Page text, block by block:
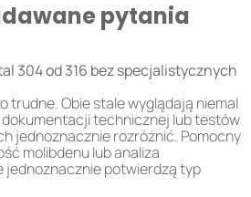
pytania
304 od 316 bez specjalistycznych
trudne. Obie stale wyglądają niemal
technicznej lub testów
jednoznacznie rozróżnić. Pomocny
molibdenu lub analiza
potwierdzą typ